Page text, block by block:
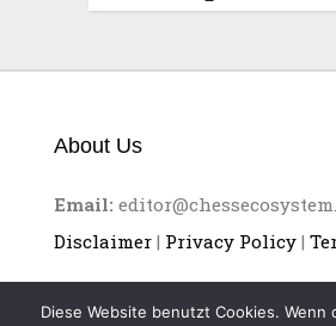
About Us
Email:
Disclaimer | Privacy Policy |
Diese Website benutzt Cookies.